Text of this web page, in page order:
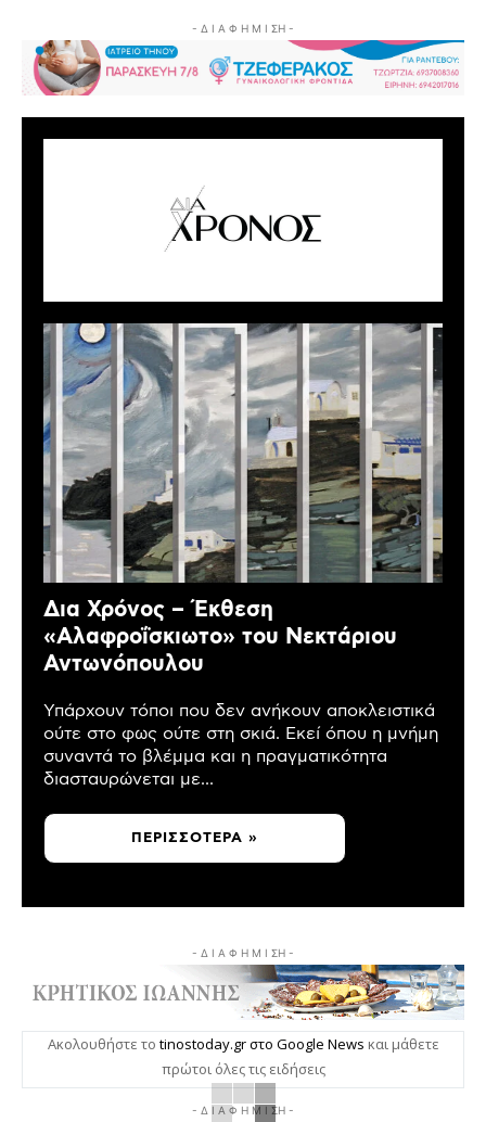
- Δ Ι Α Φ Η Μ Ι ΣΗ -
Δια Χρόνος – Έκθεση
«Αλαφροΐσκιωτο» του Νεκτάριου
Αντωνόπουλου
Υπάρχουν τόποι που δεν ανήκουν αποκλειστικά
ούτε στο φως ούτε στη σκιά. Εκεί όπου η μνήμη
συναντά το βλέμμα και η πραγματικότητα
διασταυρώνεται με...
ΠΕΡΙΣΣΌΤΕΡΑ »
- Δ Ι Α Φ Η Μ Ι ΣΗ -
Ακολουθήστε το tinostoday.gr στο Google News και μάθετε
πρώτοι όλες τις ειδήσεις
- Δ Ι Α Φ Η Μ Ι ΣΗ -